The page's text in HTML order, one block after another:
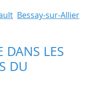
Bessay-sur-Allier
DANS LES
DU